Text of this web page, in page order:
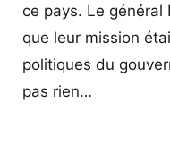
ce pays. Le général
que leur mission
politiques du
pas rien…